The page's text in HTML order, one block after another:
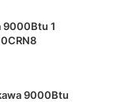
9000Btu 1
9000Btu